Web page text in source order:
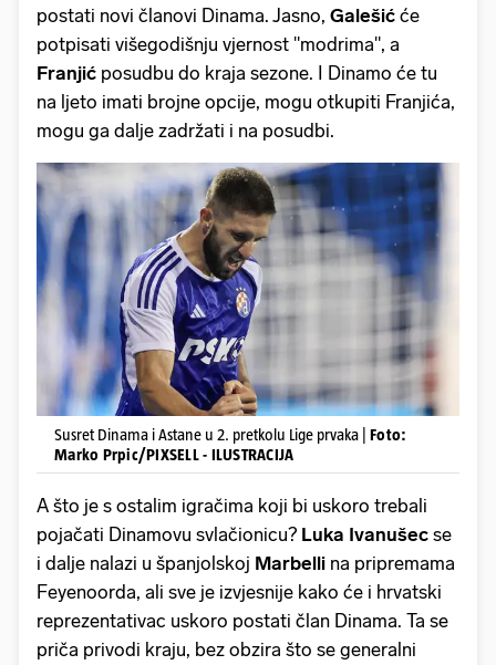
postati novi članovi Dinama. Jasno, Galešić će
potpisati višegodišnju vjernost "modrima", a
Franjić posudbu do kraja sezone. I Dinamo će tu
na ljeto imati brojne opcije, mogu otkupiti Franjića,
mogu ga dalje zadržati i na posudbi.
Susret Dinama i Astane u 2. pretkolu Lige prvaka | Foto:
Marko Prpic/PIXSELL - ILUSTRACIJA
A što je s ostalim igračima koji bi uskoro trebali
pojačati Dinamovu svlačionicu? Luka Ivanušec se
i dalje nalazi u španjolskoj Marbelli na pripremama
Feyenoorda, ali sve je izvjesnije kako će i hrvatski
reprezentativac uskoro postati član Dinama. Ta se
priča privodi kraju, bez obzira što se generalni